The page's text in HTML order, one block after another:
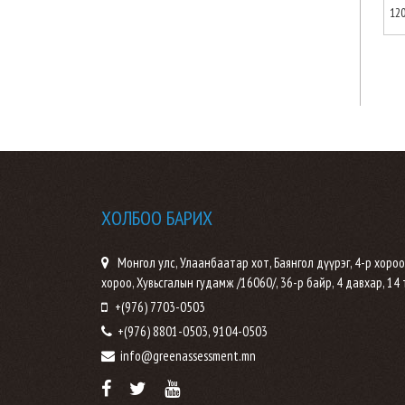
120
ХОЛБОО БАРИХ
Монгол улс, Улаанбаатар хот, Баянгол дүүрэг, 4-р
хороо, Хувьсгалын гудамж /16060/, 36-р байр, 4 давхар, 14
+(976) 7703-0503
+(976) 8801-0503, 9104-0503
info@greenassessment.mn